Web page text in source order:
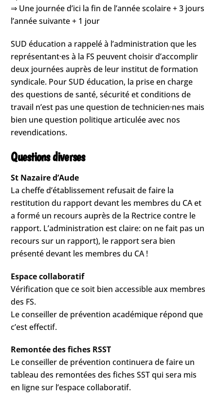
⇒ Une journée d’ici la fin de l’année scolaire + 3 jours
l’année suivante + 1 jour
SUD éducation a rappelé à l’administration que les
représentant·es à la FS peuvent choisir d’accomplir
deux journées auprès de leur institut de formation
syndicale. Pour SUD éducation, la prise en charge
des questions de santé, sécurité et conditions de
travail n’est pas une question de technicien·nes mais
bien une question politique articulée avec nos
revendications.
Questions diverses
St Nazaire d’Aude
La cheffe d’établissement refusait de faire la
restitution du rapport devant les membres du CA et
a formé un recours auprès de la Rectrice contre le
rapport. L’administration est claire: on ne fait pas un
recours sur un rapport), le rapport sera bien
présenté devant les membres du CA !
Espace collaboratif
Vérification que ce soit bien accessible aux membres
des FS.
Le conseiller de prévention académique répond que
c’est effectif.
Remontée des fiches RSST
Le conseiller de prévention continuera de faire un
tableau des remontées des fiches SST qui sera mis
en ligne sur l’espace collaboratif.